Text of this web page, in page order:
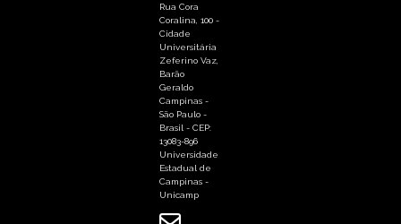
Rua Cora
Coralina, 100 -
Cidade
Universitária
Zeferino Vaz,
Barão
Geraldo
Campinas -
São Paulo -
Brasil - CEP:
13083-896
Universidade
Estadual de
Campinas -
Unicamp